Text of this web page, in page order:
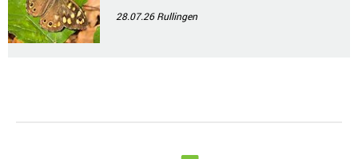
28.07.26Rullingen